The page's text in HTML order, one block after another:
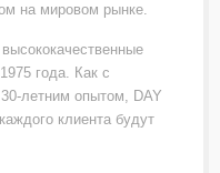
на мировом рынке.
года. Как с
летним опытом, DAY
клиента будут